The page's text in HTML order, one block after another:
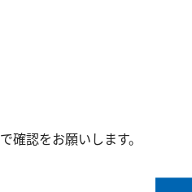
で確認をお願いします。